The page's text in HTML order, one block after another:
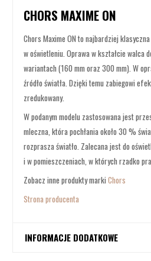
CHORS MAXIME ON
Chors Maxime ON to najbardziej
w oświetleniu. Oprawa w kształcie walca
wariantach (160 mm oraz 300 mm). W
źródło światła. Dzięki temu zabiegowi
zredukowany.
W podanym modelu zastosowana jest
mleczna, która pochłania około 30 %
rozprasza światło. Zalecana jest do
i w pomieszczeniach, w których rzadko
Zobacz inne produkty marki Chors
Strona producenta
INFORMACJE DODATKOWE